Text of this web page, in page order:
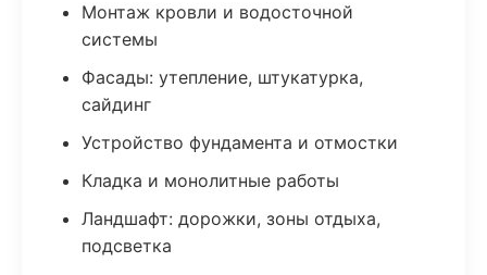
Монтаж кровли и водосточной
системы
Фасады: утепление, штукатурка,
сайдинг
Устройство фундамента и отмостки
Кладка и монолитные работы
Ландшафт: дорожки, зоны отдыха,
подсветка